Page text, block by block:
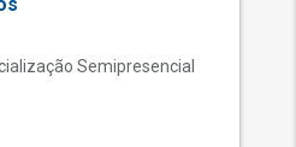
Semipresencial